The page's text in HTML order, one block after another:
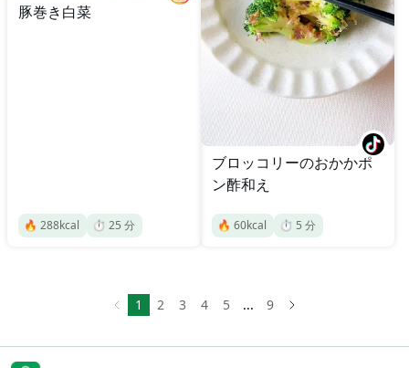
豚巻き白菜
🔥 288kcal ⏱️ 25 分
ブロッコリーのおかかポ
ン酢和え
🔥 60kcal ⏱️ 5 分
1 2 3 4 5 ... 9